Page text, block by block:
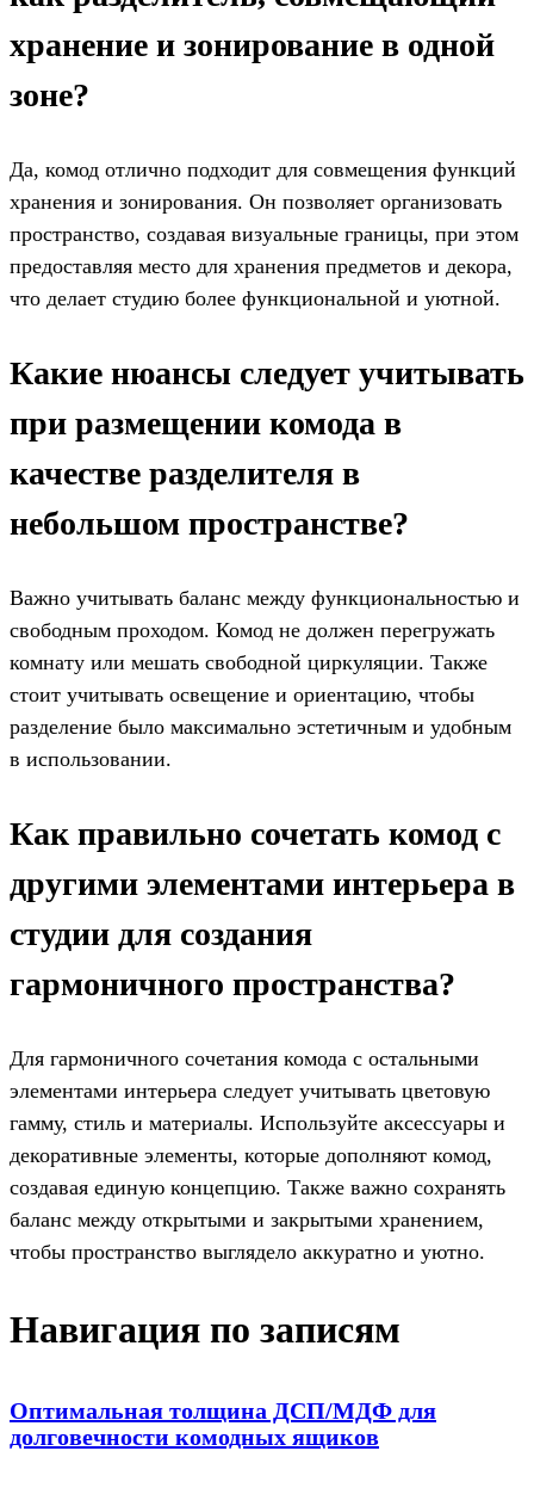
хранение и зонирование в одной
зоне?
Да, комод отлично подходит для совмещения функций
хранения и зонирования. Он позволяет организовать
пространство, создавая визуальные границы, при этом
предоставляя место для хранения предметов и декора,
что делает студию более функциональной и уютной.
Какие нюансы следует учитывать
при размещении комода в
качестве разделителя в
небольшом пространстве?
Важно учитывать баланс между функциональностью и
свободным проходом. Комод не должен перегружать
комнату или мешать свободной циркуляции. Также
стоит учитывать освещение и ориентацию, чтобы
разделение было максимально эстетичным и удобным
в использовании.
Как правильно сочетать комод с
другими элементами интерьера в
студии для создания
гармоничного пространства?
Для гармоничного сочетания комода с остальными
элементами интерьера следует учитывать цветовую
гамму, стиль и материалы. Используйте аксессуары и
декоративные элементы, которые дополняют комод,
создавая единую концепцию. Также важно сохранять
баланс между открытыми и закрытыми хранением,
чтобы пространство выглядело аккуратно и уютно.
Навигация по записям
Оптимальная толщина ДСП/МДФ для
долговечности комодных ящиков